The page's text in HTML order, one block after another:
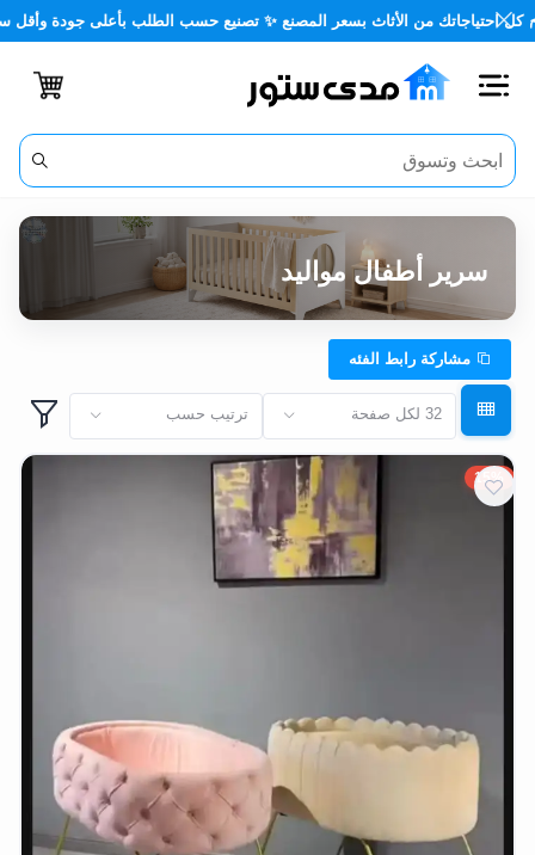
من الأثاث بسعر المصنع ✨ تصنيع حسب الطلب بأعلى جودة وأقل سعر
اغلاق
الفئات
أثاث
مكتبي
أثاث
منزلي
حواجز
مرورية
مياه
سرير أطفال مواليد
32 لكل صفحة ترتيب حسب
15%